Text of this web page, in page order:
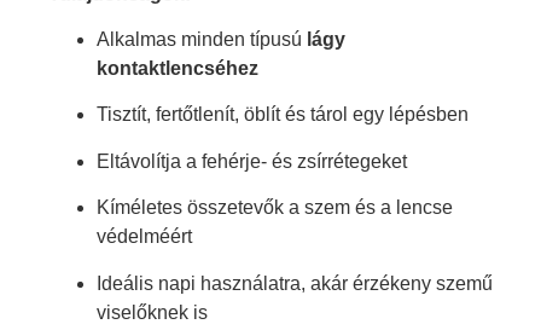
Alkalmas minden típusú lágy
kontaktlencséhez
Tisztít, fertőtlenít, öblít és tárol egy lépésben
Eltávolítja a fehérje- és zsírrétegeket
Kíméletes összetevők a szem és a lencse
védelméért
Ideális napi használatra, akár érzékeny szemű
viselőknek is